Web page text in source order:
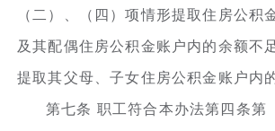
（二）、（四）项情形提取住房公积
及其配偶住房公积金账户内的余额不
提取其父母、子女住房公积金账户内
第七条 职工符合本办法第四条第